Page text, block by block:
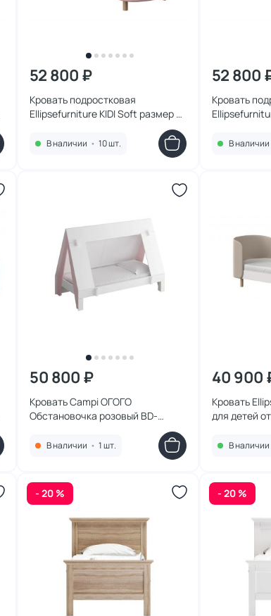
52 800 ₽
Кровать подростковая
Ellipsefurniture KIDI Soft размер М
В наличии • 10 шт.
52 800
Кровать
В наличии
50 800 ₽
Кровать Campi ОГОГО
Обстановочка розовый BD-
В наличии • 1 шт.
40 900
Кровать
для детей
В наличии
- 20 % - 20 %